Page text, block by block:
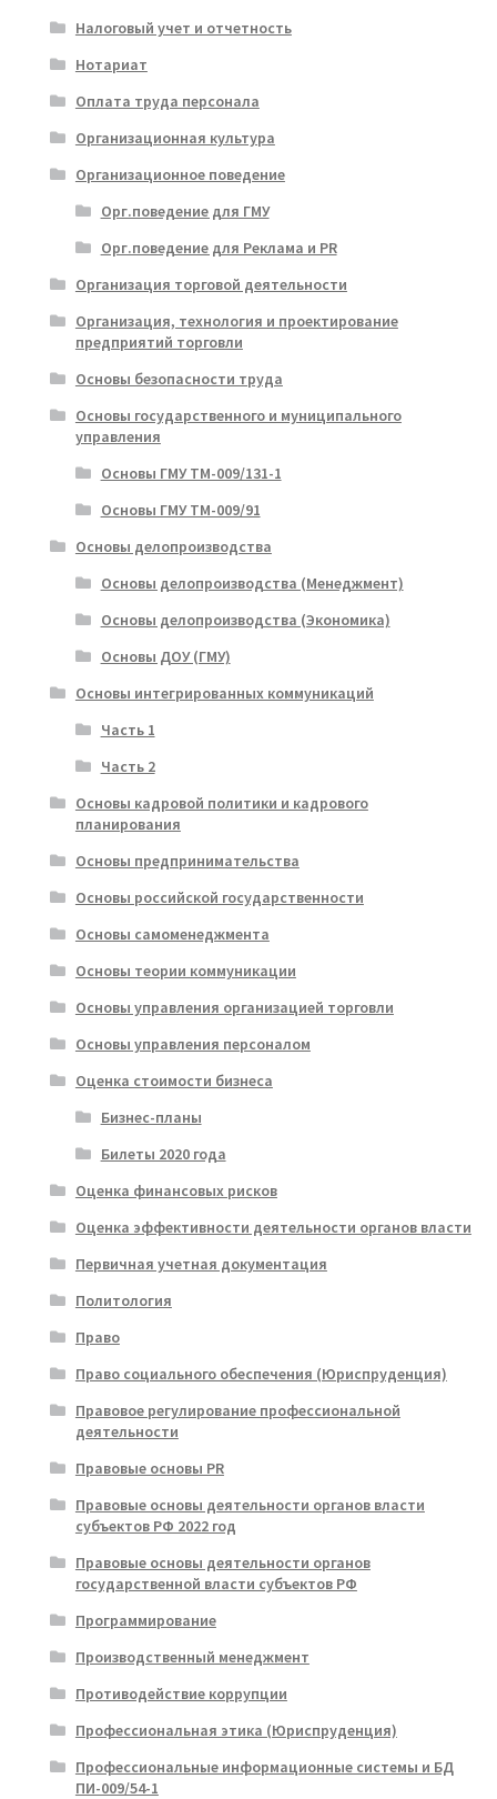
Налоговый учет и отчетность
Нотариат
Оплата труда персонала
Организационная культура
Организационное поведение
Орг.поведение для ГМУ
Орг.поведение для Реклама и PR
Организация торговой деятельности
Организация, технология и проектирование
предприятий торговли
Основы безопасности труда
Основы государственного и муниципального
управления
Основы ГМУ ТМ-009/131-1
Основы ГМУ ТМ-009/91
Основы делопроизводства
Основы делопроизводства (Менеджмент)
Основы делопроизводства (Экономика)
Основы ДОУ (ГМУ)
Основы интегрированных коммуникаций
Часть 1
Часть 2
Основы кадровой политики и кадрового
планирования
Основы предпринимательства
Основы российской государственности
Основы самоменеджмента
Основы теории коммуникации
Основы управления организацией торговли
Основы управления персоналом
Оценка стоимости бизнеса
Бизнес-планы
Билеты 2020 года
Оценка финансовых рисков
Оценка эффективности деятельности органов власти
Первичная учетная документация
Политология
Право
Право социального обеспечения (Юриспруденция)
Правовое регулирование профессиональной
деятельности
Правовые основы PR
Правовые основы деятельности органов власти
субъектов РФ 2022 год
Правовые основы деятельности органов
государственной власти субъектов РФ
Программирование
Производственный менеджмент
Противодействие коррупции
Профессиональная этика (Юриспруденция)
Профессиональные информационные системы и БД
ПИ-009/54-1